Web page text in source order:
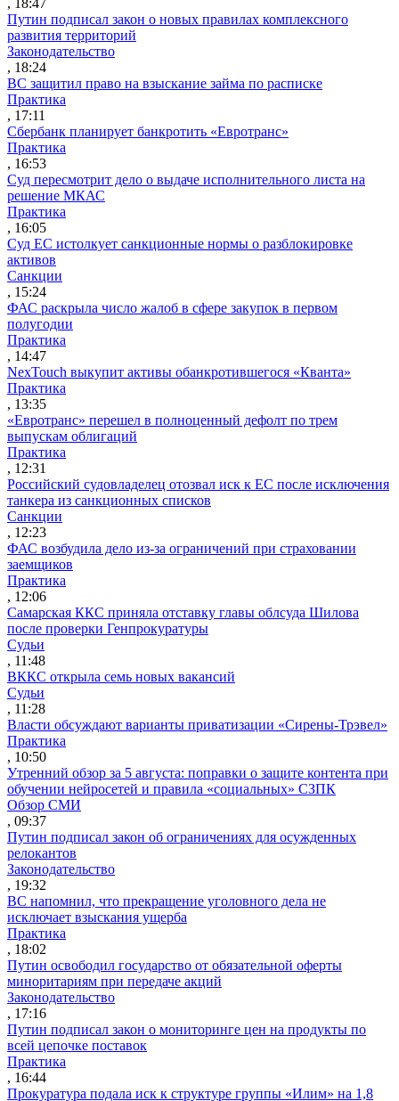
Путин подписал закон о новых правилах комплексного
развития территорий
Законодательство
, 18:24
ВС защитил право на взыскание займа по расписке
Практика
, 17:11
Сбербанк планирует банкротить «Евротранс»
Практика
, 16:53
Суд пересмотрит дело о выдаче исполнительного листа на
решение МКАС
Практика
, 16:05
Суд ЕС истолкует санкционные нормы о разблокировке
активов
Санкции
, 15:24
ФАС раскрыла число жалоб в сфере закупок в первом
полугодии
Практика
, 14:47
NexTouch выкупит активы обанкротившегося «Кванта»
Практика
, 13:35
«Евротранс» перешел в полноценный дефолт по трем
выпускам облигаций
Практика
, 12:31
Российский судовладелец отозвал иск к ЕС после исключения
танкера из санкционных списков
Санкции
, 12:23
ФАС возбудила дело из-за ограничений при страховании
заемщиков
Практика
, 12:06
Самарская ККС приняла отставку главы облсуда Шилова
после проверки Генпрокуратуры
Судьи
, 11:48
ВККС открыла семь новых вакансий
Судьи
, 11:28
Власти обсуждают варианты приватизации «Сирены-Трэвел»
Практика
, 10:50
Утренний обзор за 5 августа: поправки о защите контента при
обучении нейросетей и правила «социальных» СЗПК
Обзор СМИ
, 09:37
Путин подписал закон об ограничениях для осужденных
релокантов
Законодательство
, 19:32
ВС напомнил, что прекращение уголовного дела не
исключает взыскания ущерба
Практика
, 18:02
Путин освободил государство от обязательной оферты
миноритариям при передаче акций
Законодательство
, 17:16
Путин подписал закон о мониторинге цен на продукты по
всей цепочке поставок
Практика
, 16:44
Прокуратура подала иск к структуре группы «Илим» на 1,8